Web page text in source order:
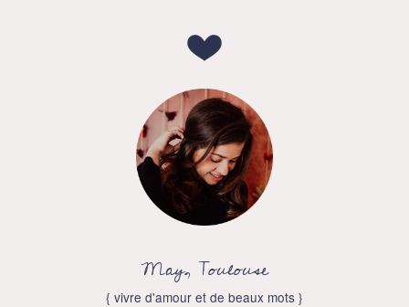
May, Toulouse
{ vivre d'amour et de beaux mots }